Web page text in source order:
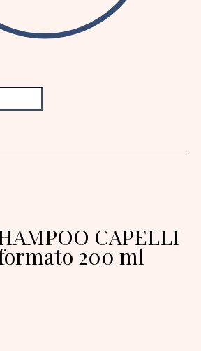
CAPELLI
200 ml